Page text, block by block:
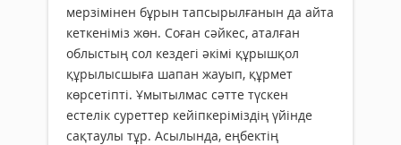
мерзімінен бұрын тапсырылғанын да айта
кеткеніміз жөн. Соған сәйкес, аталған
облыстың сол кездегі әкімі құрышқол
құрылысшыға шапан жауып, құрмет
көрсетіпті. Ұмытылмас сәтте түскен
естелік суреттер кейіпкеріміздің үйінде
сақтаулы тұр. Асылында, еңбектің